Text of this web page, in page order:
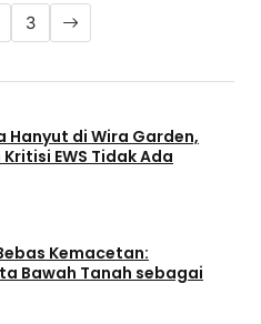
3
Hanyut di Wira Garden,
EWS Tidak Ada
Kemacetan:
Bawah Tanah sebagai